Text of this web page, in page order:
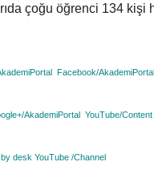
çoğu öğrenci 134 kişi
Facebook/
AkademiPortal YouTube/Content
desk YouTube /Channel